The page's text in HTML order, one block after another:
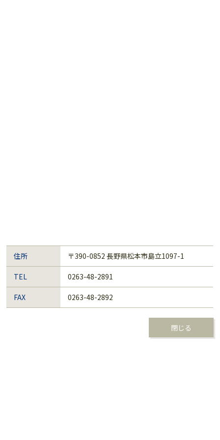
住所 〒390-0852 長野県松本市島立1097-1
TEL 0263-48-2891
FAX 0263-48-2892
閉じる